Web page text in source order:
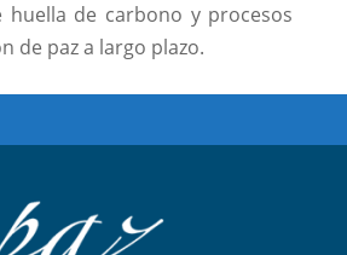
huella de carbono y procesos
de paz a largo plazo.